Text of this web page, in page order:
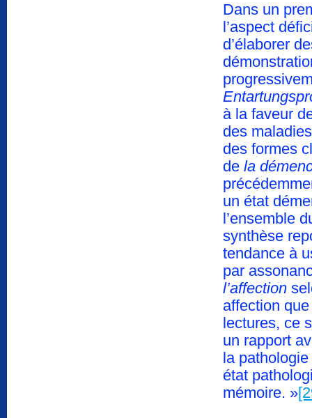
Dans un
l’aspect
d’élaborer
à la faveur
des
des formes
de la
un état
l’ensemble
synthèse
tendance à
par
l’affection
affection
lectures, ce
un rapport
la
état
mémoire. »